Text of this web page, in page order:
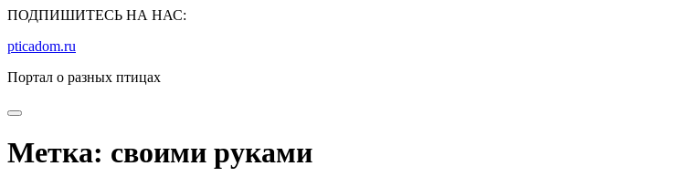
Перейти
содержимому
к
ПОДПИШИТЕСЬ НА НАС:
pticadom.ru
Портал о разных птицах
Кнопка
ЗАКРЫТЬ
Метка: своими руками